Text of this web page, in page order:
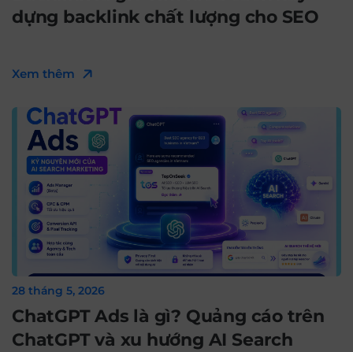
dựng backlink chất lượng cho SEO
Xem thêm
28 tháng 5, 2026
ChatGPT Ads là gì? Quảng cáo trên
ChatGPT và xu hướng AI Search